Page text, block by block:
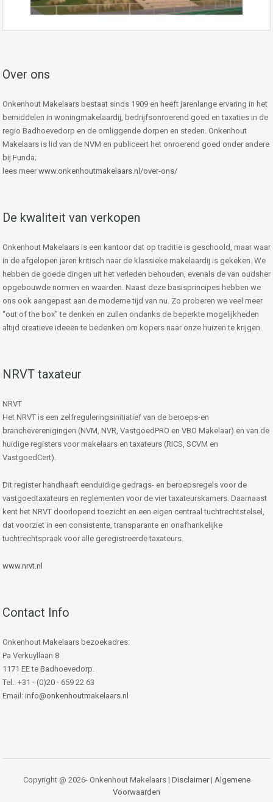
Over ons
Onkenhout Makelaars bestaat sinds 1909 en heeft jarenlange ervaring in het
bemiddelen in woningmakelaardij, bedrijfsonroerend goed en taxaties in de
regio Badhoevedorp en de omliggende dorpen en steden. Onkenhout
Makelaars is lid van de NVM en publiceert het onroerend goed onder andere
bij Funda;
lees meer www.onkenhoutmakelaars.nl/over-ons/
De kwaliteit van verkopen
Onkenhout Makelaars is een kantoor dat op traditie is geschoold, maar waar
in de afgelopen jaren kritisch naar de klassieke makelaardij is gekeken. We
hebben de goede dingen uit het verleden behouden, evenals de van oudsher
opgebouwde normen en waarden. Naast deze basisprincipes hebben we
ons ook aangepast aan de moderne tijd van nu. Zo proberen we veel meer
“out of the box” te denken en zullen ondanks de beperkte mogelijkheden
altijd creatieve ideeën te bedenken om kopers naar onze huizen te krijgen.
NRVT taxateur
NRVT
Het NRVT is een zelfreguleringsinitiatief van de beroeps-en
brancheverenigingen (NVM, NVR, VastgoedPRO en VBO Makelaar) en van de
huidige registers voor makelaars en taxateurs (RICS, SCVM en
VastgoedCert).
Dit register handhaaft eenduidige gedrags- en beroepsregels voor de
vastgoedtaxateurs en reglementen voor de vier taxateurskamers. Daarnaast
kent het NRVT doorlopend toezicht en een eigen centraal tuchtrechtstelsel,
dat voorziet in een consistente, transparante en onafhankelijke
tuchtrechtspraak voor alle geregistreerde taxateurs.
www.nrvt.nl
Contact Info
Onkenhout Makelaars bezoekadres:
Pa Verkuyllaan 8
1171 EE te Badhoevedorp.
Tel.: +31 - (0)20 - 659 22 63
Email: info@onkenhoutmakelaars.nl
Copyright @ 2026- Onkenhout Makelaars | Disclaimer| Algemene
Voorwaarden